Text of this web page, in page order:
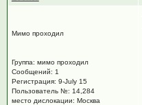
Мимо проходил
Группа: мимо проходил
Сообщений: 1
Регистрация: 9-July 15
Пользователь №: 14,284
место дислокации: Москва